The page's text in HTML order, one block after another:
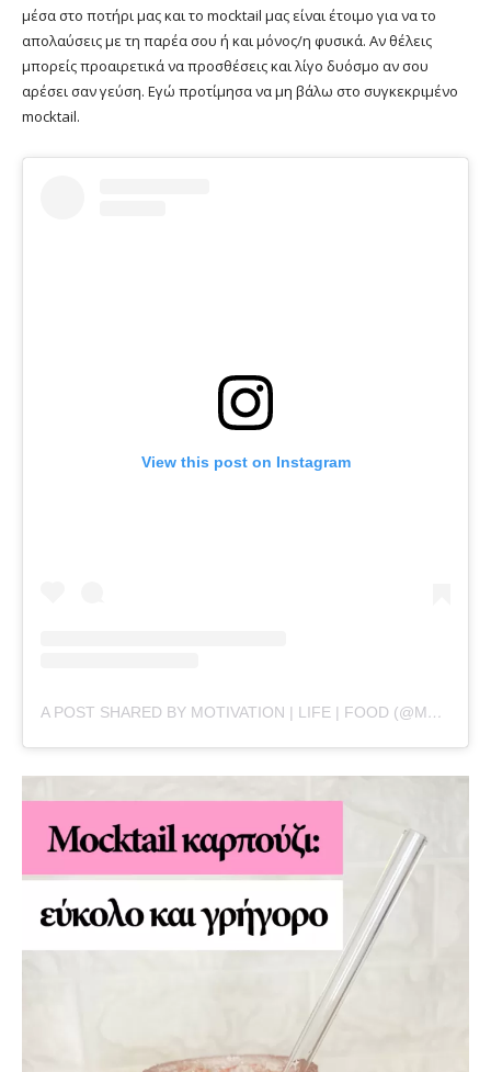
μέσα στο ποτήρι μας και το mocktail μας είναι έτοιμο για να το
απολαύσεις με τη παρέα σου ή και μόνος/η φυσικά. Αν θέλεις
μπορείς προαιρετικά να προσθέσεις και λίγο δυόσμο αν σου
αρέσει σαν γεύση. Εγώ προτίμησα να μη βάλω στο συγκεκριμένο
mocktail.
View this post on Instagram
A POST SHARED BY MOTIVATION | LIFE | FOOD (@MYLIFEANDANXIETY.COM_)